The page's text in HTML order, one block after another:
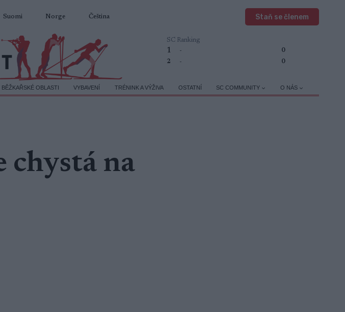
Suomi Norge Čeština Staň se členem
SC Ranking
1 -
0
2
- 0
BĚŽKAŘSKÉ OBLASTI VYBAVENÍ TRÉNINK A VÝŽIVA OSTATNÍ SC COMMUNITY O NÁS
chystá na